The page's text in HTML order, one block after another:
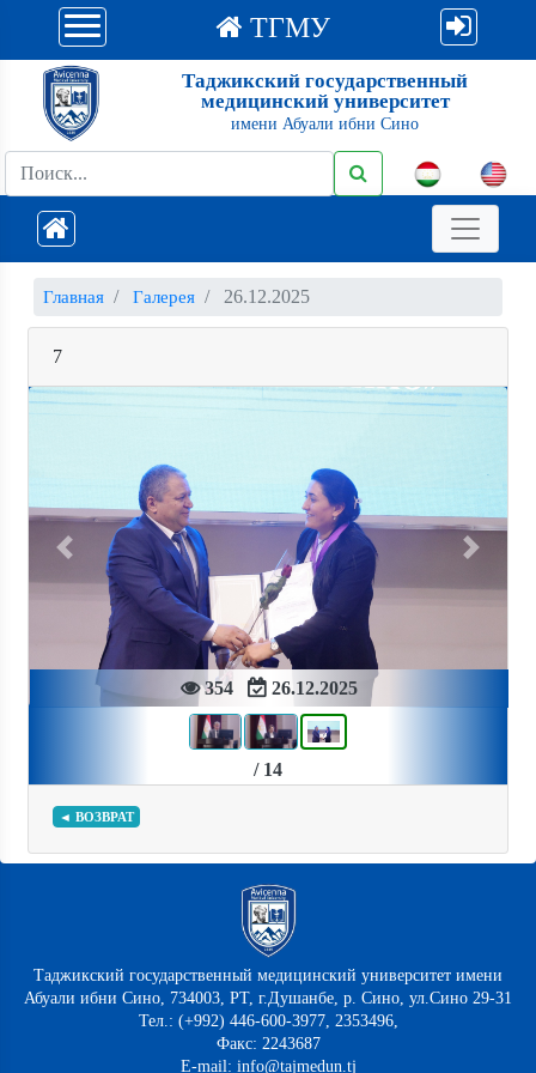
ТГМУ
Таджикский государственный
медицинский университет
имени Абуали ибни Сино
Главная Галерея 26.12.2025
7
354 26.12.2025
Previous Next
/ 14
◄ ВОЗВРАТ
Таджикский государственный медицинский университет имени
Абуали ибни Сино, 734003, РТ, г.Душанбе, р. Сино, ул.Сино 29-31
Тел.: (+992) 446-600-3977, 2353496,
Факс: 2243687
E-mail: info@tajmedun.tj